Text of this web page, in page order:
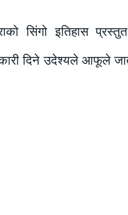
सिंगो इतिहास
दिने उदेश्यले आफूले